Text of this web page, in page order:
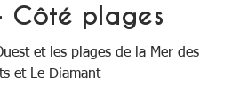
Côté plages
et les plages de la Mer des
et Le Diamant